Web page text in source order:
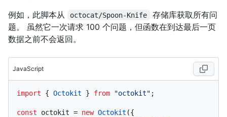
例如，此脚本从
octocat/Spoon-Knife
存储库获取所有问
题。 虽然它一次请求 100 个问题，但函数在到达最后一页
数据之前不会返回。
JavaScript
import { Octokit } from "octokit" ;
const octokit = new Octokit ({